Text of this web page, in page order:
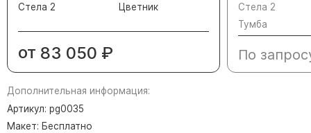
Памятники коричневые
Памятники серые
Памятники зеленые
Памятники из Дымовского гранита
Памятники из гранита Возрождение
Памятники из гранита Гранатовый Амфиболит
Стела 2
Цветник
от 83 050 ₽
Стела 2
Тумба
По
Дополнительная информация:
Артикул: pg0035
Макет: Бесплатно